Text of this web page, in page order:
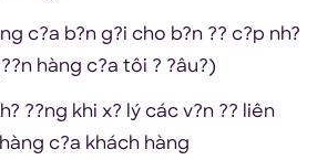
c?a b?n g?i cho b?n ?? c?p nh?
hàng c?a tôi ? ?âu?)
??ng khi x? lý các v?n ?? liên
c?a khách hàng